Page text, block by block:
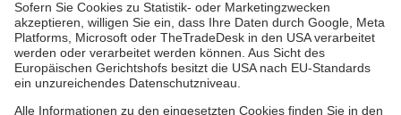
Spendenprojekte
Kindertagesstätten
Einrichtungen